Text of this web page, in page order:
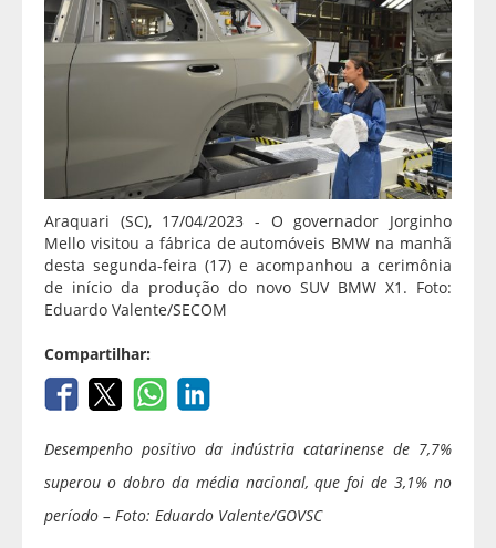
Araquari (SC), 17/04/2023 - O governador Jorginho
Mello visitou a fábrica de automóveis BMW na manhã
desta segunda-feira (17) e acompanhou a cerimônia
de início da produção do novo SUV BMW X1. Foto:
Eduardo Valente/SECOM
Compartilhar:
Desempenho positivo da indústria catarinense de 7,7%
superou o dobro da média nacional, que foi de 3,1% no
período – Foto: Eduardo Valente/GOVSC